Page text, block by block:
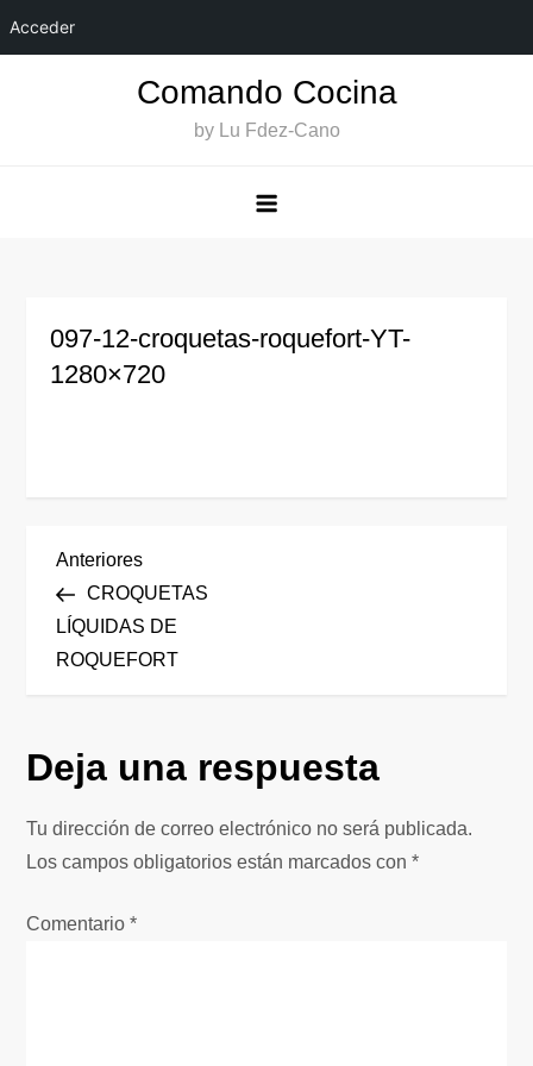
Acceder
Comando Cocina
by Lu Fdez-Cano
097-12-croquetas-roquefort-YT-
1280×720
N
a
v
g
a
Entrada
anterior
Anteriores
CROQUETAS
LÍQUIDAS DE
ROQUEFORT
Deja una respuesta
Tu dirección de correo electrónico no será publicada.
Los campos obligatorios están marcados con*
Comentario*